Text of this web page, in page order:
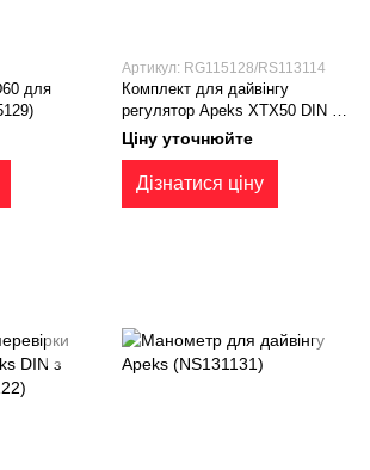
для
Артикул: RG115128/RS113114
Комплект для дайвінгу
регулятор Apeks XTX50 DIN та
октопус EGRESS
(RG115128/RS113114)
Ціну уточнюйте
Дізнатися ціну